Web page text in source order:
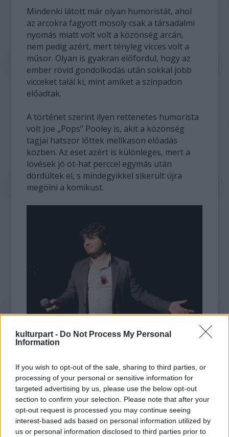
kulturpart - Do Not Process My Personal
Information
If you wish to opt-out of the sale, sharing to third parties, or
processing of your personal or sensitive information for
targeted advertising by us, please use the below opt-out
section to confirm your selection. Please note that after your
opt-out request is processed you may continue seeing
interest-based ads based on personal information utilized by
us or personal information disclosed to third parties prior to
Mindenki látott már olyan humoristát, ahol
az arcokra fagyott mosoly csak a társadalmi
nyomás miatt volt volt a közönség arcán,
nem pedig azért, mert tényleg vicces volt a
műsor. Olyan is gyakran előfordul, hogy az
ember rövid gondolkodás után sokkal jobb
vicceket talál ki, mint amiket a színpadon
előadtak.
A történet szerint ilyen rettenetes humorista
volt Joe „Pops” Pooley is, akit a közönség
tagjai hatszor lőttek mellkason előadás
közben. Az eset azért is különleges, mert a
lövések jó öt-hat perccel egymás után
dördültek el, s mindegyikkel sikerült újra
megölni a komikust.
Hogy lehetséges ez? Úgy, hogy az előre
Sutherland legújabb művének, melyben a
közönség egyben szereplő is. Az 1983-ban
játszódó előadás alatt felelevenítik a tragikus,
de kitalált este eseményeit, a közönség a
kornak megfelelő parókákat és kiegészítőket
kap, hat asztal köré ültetik őket és mindenkit